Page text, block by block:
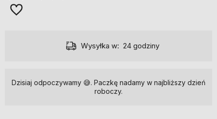
Wysyłka w: 24 godziny
Dzisiaj odpoczywamy 😅. Paczkę nadamy w najbliższy dzień
roboczy.